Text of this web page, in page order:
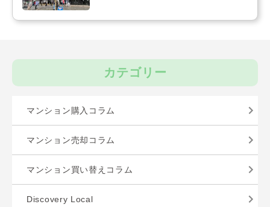
カテゴリー
マンション購入コラム
マンション売却コラム
マンション買い替えコラム
Discovery Local